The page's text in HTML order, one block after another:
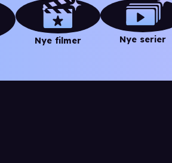
Nye filmer Nye serier